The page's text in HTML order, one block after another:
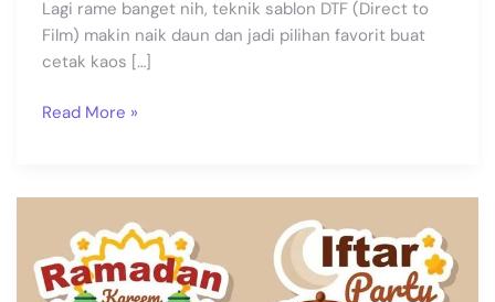
Lagi rame banget nih, teknik sablon DTF (Direct to
Film) makin naik daun dan jadi pilihan favorit buat
cetak kaos […]
Read More »
Stiker
Packaging
Edisi